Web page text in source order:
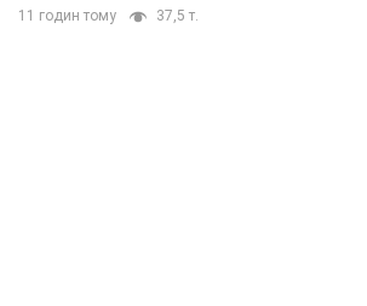
11 годин тому 37,5 т.